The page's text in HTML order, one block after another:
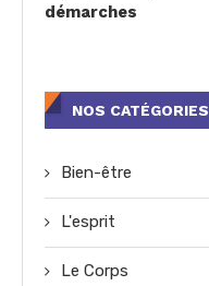
démarches
NOS CATÉGORIES
Bien-être
L'esprit
Le Corps